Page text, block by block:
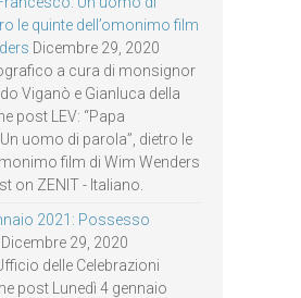
le quinte dell’omonimo film
Dicembre 29, 2020
a cura di monsignor
Viganò e Gianluca della
post LEV: “Papa
uomo di parola”, dietro le
film di Wim Wenders
on ZENIT - Italiano.
2021: Possesso
Dicembre 29, 2020
delle Celebrazioni
post Lunedì 4 gennaio